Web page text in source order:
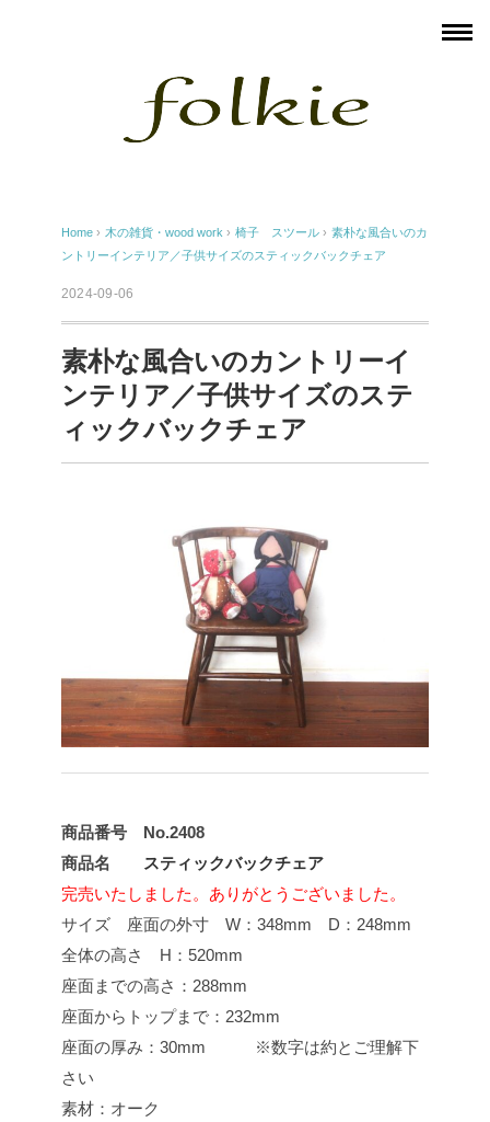
Home › 木の雑貨・wood work › 椅子 スツール › 素朴な風合いのカ
ントリーインテリア／子供サイズのスティックバックチェア
2024-09-06
素朴な風合いのカントリーイ
ンテリア／子供サイズのステ
ィックバックチェア
商品番号 No.2408
商品名
スティックバックチェア
完売いたしました。ありがとうございました。
サイズ 座面の外寸 W：348mm D：248mm
全体の高さ H：520mm
座面までの高さ：288mm
座面からトップまで：232mm
座面の厚み：30mm ※数字は約とご理解下
さい
素材：オーク